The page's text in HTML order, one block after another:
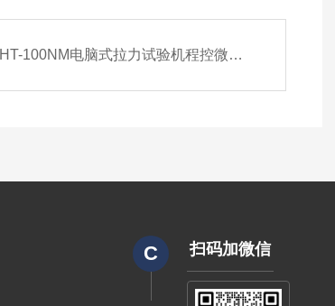
HT-100NM电脑式拉力试验机程控微机控制
C 扫码加微信